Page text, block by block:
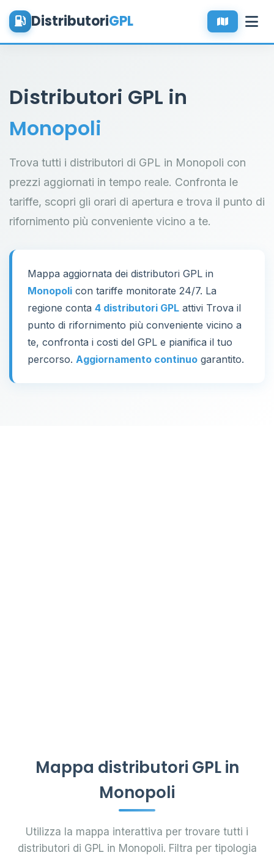
DistributoriGPL
Distributori GPL in
Monopoli
Trova tutti i distributori di GPL in Monopoli con
prezzi aggiornati in tempo reale. Confronta le
tariffe, scopri gli orari di apertura e trova il punto di
rifornimento più conveniente vicino a te.
Mappa aggiornata dei distributori GPL in
Monopoli con tariffe monitorate 24/7. La
regione conta 4 distributori GPL attivi Trova il
punto di rifornimento più conveniente vicino a
te, confronta i costi del GPL e pianifica il tuo
percorso. Aggiornamento continuo garantito.
Mappa distributori GPL in
Monopoli
Utilizza la mappa interattiva per trovare tutti i
distributori di GPL in Monopoli. Filtra per tipologia